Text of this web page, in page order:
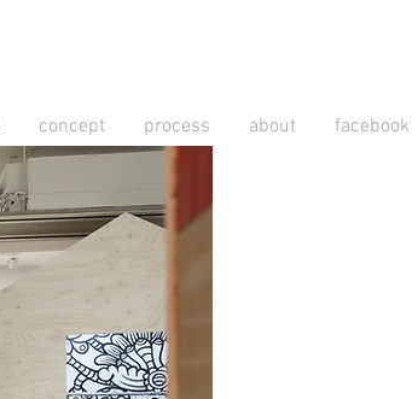
concept process about facebook